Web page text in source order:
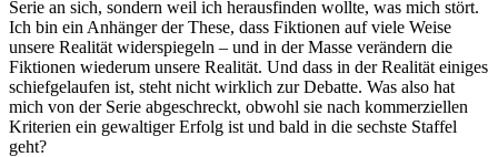
Serie an sich, sondern weil ich herausfinden wollte, was mich stört.
Ich bin ein Anhänger der These, dass Fiktionen auf viele Weise
unsere Realität widerspiegeln – und in der Masse verändern die
Fiktionen wiederum unsere Realität. Und dass in der Realität einiges
schiefgelaufen ist, steht nicht wirklich zur Debatte. Was also hat
mich von der Serie abgeschreckt, obwohl sie nach kommerziellen
Kriterien ein gewaltiger Erfolg ist und bald in die sechste Staffel
geht?